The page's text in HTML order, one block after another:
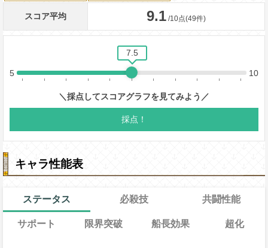
キャラ性能表
ステータス 必殺技 共闘性能
サポート 限界突破 船長効果 超化